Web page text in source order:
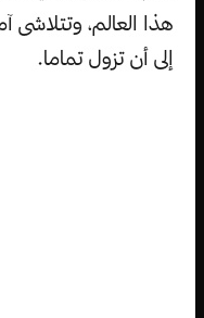
هذا العالم، وتتلاشى
إلى أن تزول تماما.